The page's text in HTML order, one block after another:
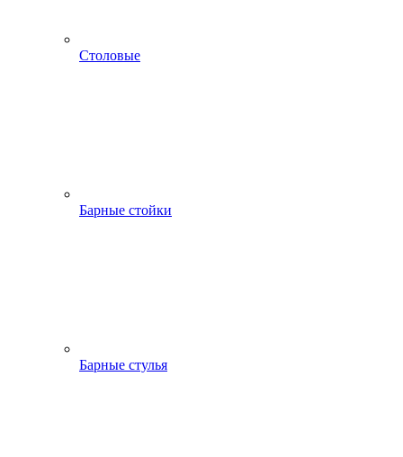
Столовые
Барные стойки
Барные стулья